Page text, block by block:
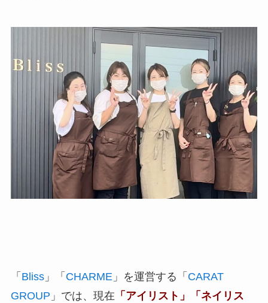
「 Bliss」「 CHARME」を運営する「 CARAT
GROUP 」では、現在 「アイリスト」「ネイリス